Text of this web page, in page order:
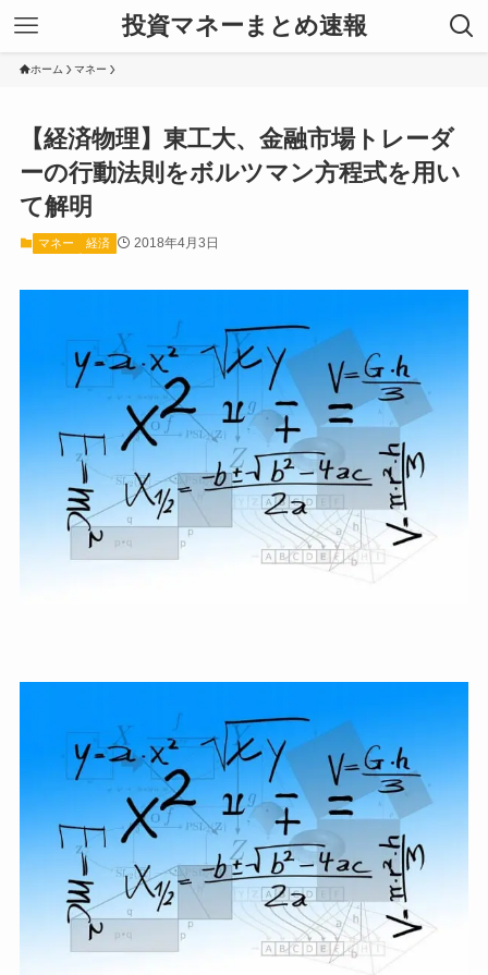
投資マネーまとめ速報
ホーム マネー
【経済物理】東工大、金融市場トレーダ
ーの行動法則をボルツマン方程式を用い
て解明
マネー 経済 2018年4月3日